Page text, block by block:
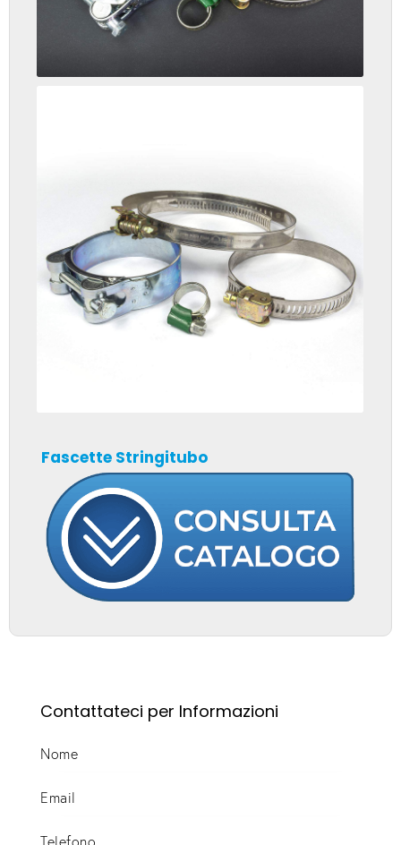
Fascette Stringitubo
Contattateci per Informazioni